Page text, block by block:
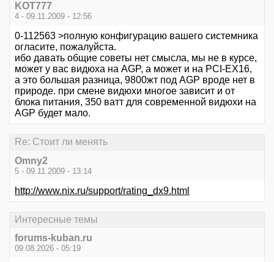
KOT777
4 - 09.11.2009 - 12:56
0-112563 >полную конфигурацию вашего системника
огласите, пожалуйста.
ибо давать общие советы нет смысла, мы не в курсе,
может у вас видюха на AGP, а может и на PCI-EX16,
а это большая разница, 9800жт под AGP вроде нет в
природе. при смене видюхи многое зависит и от
блока питания, 350 ватт для современной видюхи на
AGP будет мало.
Re: Стоит ли менять
Omny2
5 - 09.11.2009 - 13:14
http://www.nix.ru/support/rating_dx9.html
Интересные темы
forums-kuban.ru
09.08.2026 - 05:19